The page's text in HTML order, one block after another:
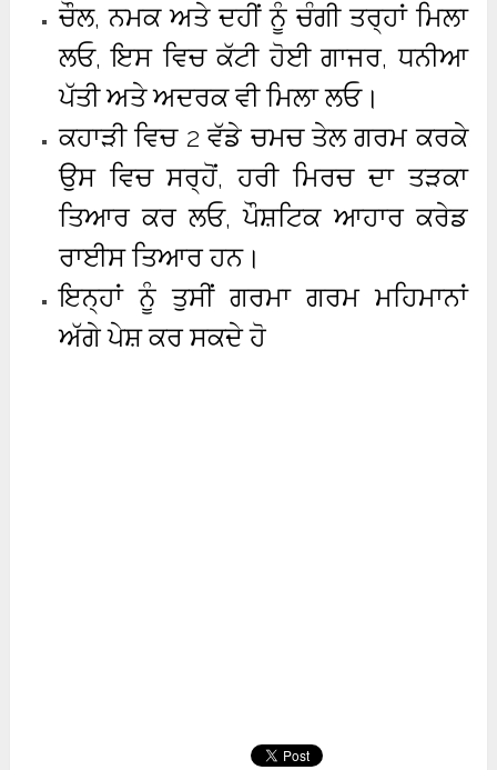
ਚੌਲ, ਨਮਕ ਅਤੇ ਦਹੀਂ ਨੂੰ ਚੰਗੀ ਤਰ੍ਹਾਂ ਮਿਲਾ
ਲਓ, ਇਸ ਵਿਚ ਕੱਟੀ ਹੋਈ ਗਾਜਰ, ਧਨੀਆ
ਪੱਤੀ ਅਤੇ ਅਦਰਕ ਵੀ ਮਿਲਾ ਲਓ।
ਕਹਾੜੀ ਵਿਚ 2 ਵੱਡੇ ਚਮਚ ਤੇਲ ਗਰਮ ਕਰਕੇ
ਉਸ ਵਿਚ ਸਰ੍ਹੋਂ, ਹਰੀ ਮਿਰਚ ਦਾ ਤੜਕਾ
ਤਿਆਰ ਕਰ ਲਓ, ਪੌਸ਼ਟਿਕ ਆਹਾਰ ਕਰੇਡ
ਰਾਈਸ ਤਿਆਰ ਹਨ।
ਇਨ੍ਹਾਂ ਨੂੰ ਤੁਸੀਂ ਗਰਮਾ ਗਰਮ ਮਹਿਮਾਨਾਂ
ਅੱਗੇ ਪੇਸ਼ ਕਰ ਸਕਦੇ ਹੋ